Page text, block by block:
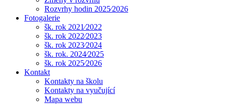
Rozvrhy hodin 2025⁄2026
Fotogalerie
šk. rok 2021⁄2022
šk. rok 2022⁄2023
šk. rok 2023⁄2024
šk. rok. 2024⁄2025
šk. rok 2025⁄2026
Kontakt
Kontakty na školu
Kontakty na vyučující
Mapa webu